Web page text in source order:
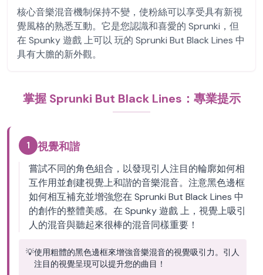
核心音樂混音機制保持不變，使粉絲可以享受具有新視
覺風格的熟悉互動。它是您認識和喜愛的 Sprunki，但
在 Spunky 遊戲 上可以 玩的 Sprunki But Black Lines 中
具有大膽的新外觀。
掌握 Sprunki But Black Lines：專業提示
1 視覺和諧
嘗試不同的角色組合，以發現引人注目的輪廓如何相
互作用並創建視覺上和諧的音樂混音。注意黑色邊框
如何相互補充並增強您在 Sprunki But Black Lines 中
的創作的整體美感。在 Spunky 遊戲 上，視覺上吸引
人的混音與聽起來很棒的混音同樣重要！
💡使用粗體的黑色邊框來增強音樂混音的視覺吸引力。引人
注目的視覺呈現可以提升您的曲目！